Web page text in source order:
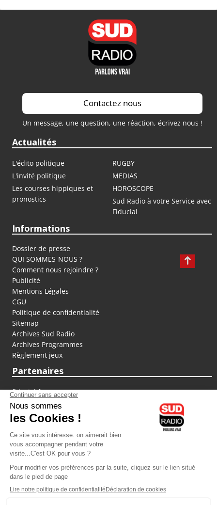
Contactez nous
Un message, une question, une réaction, écrivez nous !
Actualités
L'édito politique
RUGBY
L'invité politique
MEDIAS
Les courses hippiques et
pronostics
HOROSCOPE
Sud Radio à votre Service avec
Fiducial
Informations
Dossier de presse
QUI SOMMES-NOUS ?
Comment nous rejoindre ?
Publicité
Mentions Légales
CGU
Politique de confidentialité
Sitemap
Archives Sud Radio
Archives Programmes
Règlement jeux
Partenaires
fiducial.fr
lyoncapitale.fr
olympique-et-lyonnais.com
L'application Iphone / Android
Téléchargez l'application
Les cookies